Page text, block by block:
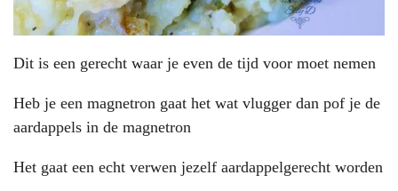
Dit is een gerecht waar je even de tijd voor moet nemen
Heb je een magnetron gaat het wat vlugger dan pof je de
aardappels in de magnetron
Het gaat een echt verwen jezelf aardappelgerecht worden